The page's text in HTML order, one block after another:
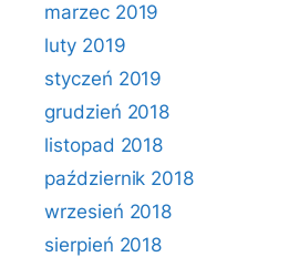
marzec 2019
luty 2019
styczeń 2019
grudzień 2018
listopad 2018
październik 2018
wrzesień 2018
sierpień 2018